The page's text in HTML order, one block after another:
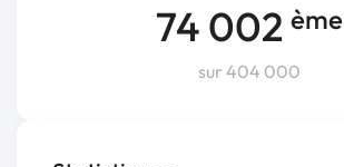
74 002 ème
sur 404 000